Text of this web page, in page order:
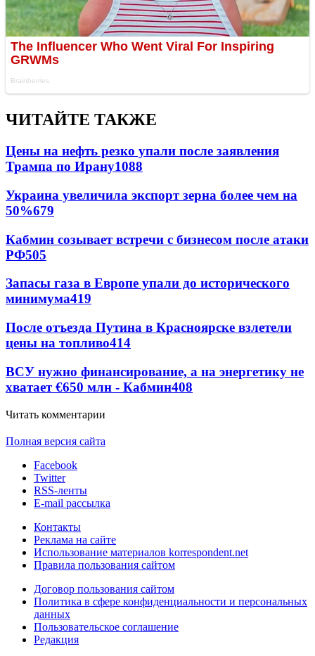
ЧИТАЙТЕ ТАКЖЕ
Цены на нефть резко упали после заявления
Трампа по Ирану1088
Украина увеличила экспорт зерна более чем на
50%679
Кабмин созывает встречи с бизнесом после атаки
РФ505
Запасы газа в Европе упали до исторического
минимума419
После отъезда Путина в Красноярске взлетели
цены на топливо414
ВСУ нужно финансирование, а на энергетику не
хватает €650 млн - Кабмин408
Читать комментарии
Полная версия сайта
Facebook
Twitter
RSS-ленты
E-mail рассылка
Контакты
Реклама на сайте
Использование материалов korrespondent.net
Правила пользования сайтом
Договор пользования сайтом
Политика в сфере конфиденциальности и персональных
данных
Пользовательское соглашение
Редакция